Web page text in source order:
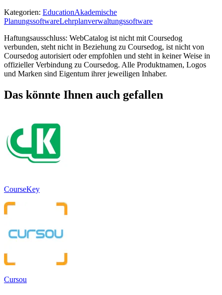
Kategorien: EducationAkademische
PlanungssoftwareLehrplanverwaltungssoftware
Haftungsausschluss: WebCatalog ist nicht mit Coursedog
verbunden, steht nicht in Beziehung zu Coursedog, ist nicht von
Coursedog autorisiert oder empfohlen und steht in keiner Weise in
offizieller Verbindung zu Coursedog. Alle Produktnamen, Logos
und Marken sind Eigentum ihrer jeweiligen Inhaber.
Das könnte Ihnen auch gefallen
CourseKey
Cursou